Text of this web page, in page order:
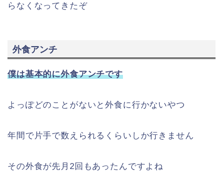
らなくなってきたぞ
外食アンチ
僕は基本的に外食アンチです
よっぽどのことがないと外食に行かないやつ
年間で片手で数えられるくらいしか行きません
その外食が先月2回もあったんですよね